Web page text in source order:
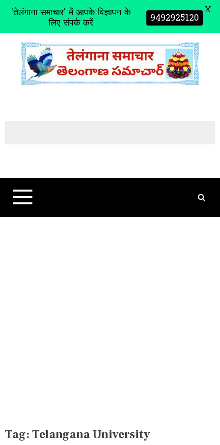
t
Tag: Telangana University
'तेलंगाना समाचार' में आपके विज्ञापन के
लिए संपर्क करें 9492925120 X